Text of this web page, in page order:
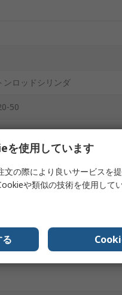
ンロッドシリンダ
50
を使用しています
の際により良いサービスを
や類似の技術を使用して